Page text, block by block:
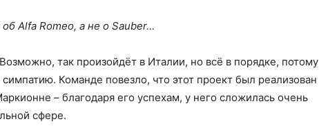
об Alfa Romeo, а не о Sauber…
так произойдёт в Италии, но всё в порядке, потому
Команде повезло, что этот проект был реализован
– благодаря его успехам, у него сложилась очень
сфере.